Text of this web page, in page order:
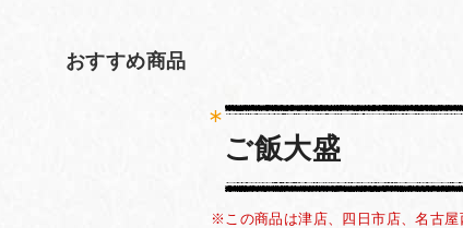
おすすめ商品
ご飯大盛
※この商品は津店、四日市店、名古